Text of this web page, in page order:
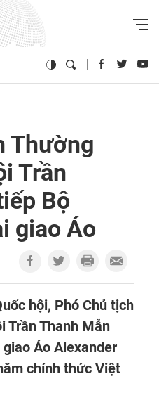
Thường
Trần
Bộ
giao Áo
hội, Phó Chủ tịch
Trần Thanh Mẫn
Áo Alexander
chính thức Việt